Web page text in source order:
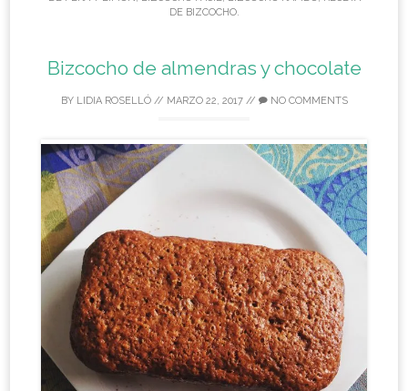
DE BIZCOCHO.
Bizcocho de almendras y chocolate
BY LIDIA ROSELLÓ// MARZO 22, 2017// NO COMMENTS